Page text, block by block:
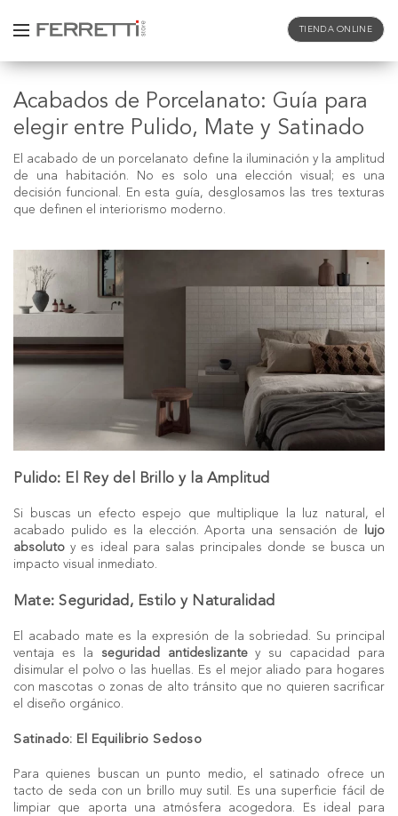
TIENDA ONLINE
Acabados de Porcelanato: Guía para
elegir entre Pulido, Mate y Satinado
El acabado de un porcelanato define la iluminación y la amplitud
de una habitación. No es solo una elección visual; es una
decisión funcional. En esta guía, desglosamos las tres texturas
que definen el interiorismo moderno.
Pulido: El Rey del Brillo y la Amplitud
Si buscas un efecto espejo que multiplique la luz natural, el
acabado pulido es la elección. Aporta una sensación de
lujo
absoluto y es ideal para salas principales donde se busca un
impacto visual inmediato.
Mate: Seguridad, Estilo y Naturalidad
El acabado mate es la expresión de la sobriedad. Su principal
ventaja es la seguridad antideslizantey su capacidad para
disimular el polvo o las huellas. Es el mejor aliado para hogares
con mascotas o zonas de alto tránsito que no quieren sacrificar
el diseño orgánico.
Satinado: El Equilibrio Sedoso
Para quienes buscan un punto medio, el satinado ofrece un
tacto de seda con un brillo muy sutil. Es una superficie fácil de
limpiar que aporta una atmósfera acogedora. Es ideal para